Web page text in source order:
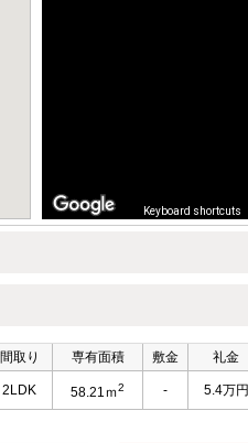
Keyboard shortcuts
間取り 専有面積 敷金 礼金
2LDK 58.21ｍ2 - 5.4万円